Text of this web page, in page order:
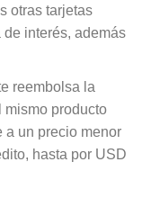
otras tarjetas
interés, además
reembolsa la
mismo producto
a un precio menor
hasta por USD